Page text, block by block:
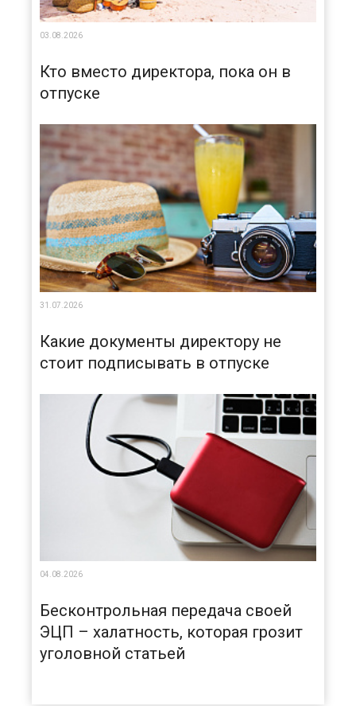
03.08.2026
Кто вместо директора, пока он в
отпуске
31.07.2026
Какие документы директору не
стоит подписывать в отпуске
04.08.2026
Бесконтрольная передача своей
ЭЦП – халатность, которая грозит
уголовной статьей